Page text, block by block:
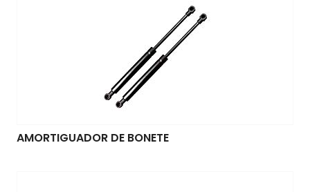
AMORTIGUADOR DE BONETE